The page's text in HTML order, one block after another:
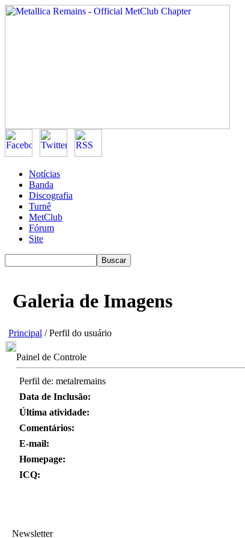
Notícias
Banda
Discografia
Turnê
MetClub
Fórum
Site
Galeria de Imagens
Principal / Perfil do usuário
Painel de Controle
Perfil de: metalremains
Data de Inclusão:
Última atividade:
Comentários:
E-mail:
Homepage:
ICQ:
Newsletter